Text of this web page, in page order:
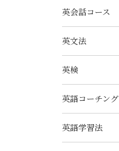
英会話コース
英文法
英検
英語コーチング
英語学習法